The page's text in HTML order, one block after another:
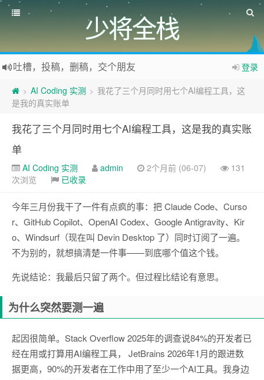
少将全栈
登录
吐槽，投稿，删稿，交个朋友
欢迎访问少将全栈，学会感恩，乐于付出，珍惜缘份，成就彼此、推荐使用最新版火狐浏览器和Chrome浏览器访问本网站。
> AI Coding 实测 > 我花了三个月同时用七个AI编程工具，这
是我的真实账单
我花了三个月同时用七个AI编程工具，这是我的真实账
单
AI Coding 实测 admin 2个月前 (06-07)
131
次浏览
已收录
今年三月份我干了一件有点疯的事：把 Claude Code、Curso
r、GitHub Copilot、OpenAI Codex、Google Antigravity、Kir
o、Windsurf（现在叫 Devin Desktop 了）同时订阅了一遍。
不为别的，就想搞清楚一件事——到底哪个值这个钱。
先说结论：我最后只留了两个。但过程比结论有意思。
为什么突然要测一遍
起因很简单。Stack Overflow 2025年的调查说84%的开发者已
经在用或打算用AI编程工具， JetBrains 2026年1月的跟进数
据更高，90%的开发者在工作中用了至少一个AI工具。我身边